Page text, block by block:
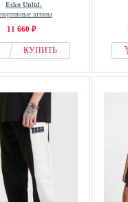
Ecko Unltd.
штаны
11 660 ₽
КУПИТЬ